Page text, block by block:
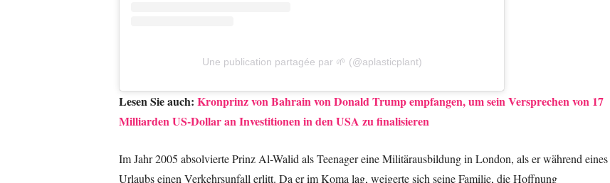
Une publication partagée par 🌱 (@aplasticplant)
Lesen Sie auch: Kronprinz von Bahrain von Donald Trump empfangen, um sein Versprechen von 17
Milliarden US-Dollar an Investitionen in den USA zu finalisieren
Im Jahr 2005 absolvierte Prinz Al-Walid als Teenager eine Militärausbildung in London, als er während eines
Urlaubs einen Verkehrsunfall erlitt. Da er im Koma lag, weigerte sich seine Familie, die Hoffnung